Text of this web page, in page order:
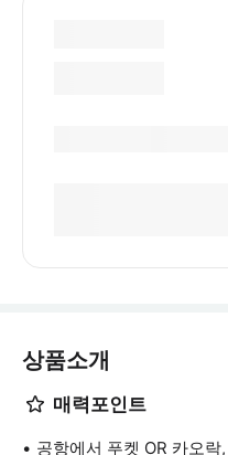
상품소개
매력포인트
공항에서 푸켓 OR 카오